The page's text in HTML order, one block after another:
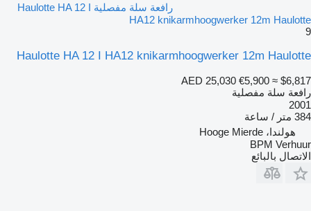
رافعة سلة مفصلية Haulotte HA 12 I
HA12 knikarmhoogwerker 12m Haulotte
9
Haulotte HA 12 I HA12 knikarmhoogwerker 12m Haulotte
AED 25,030 €5,900 ≈ $6,817
رافعة سلة مفصلية
2001
384 متر / ساعة
هولندا، Hooge Mierde
BPM Verhuur
الاتصال بالبائع